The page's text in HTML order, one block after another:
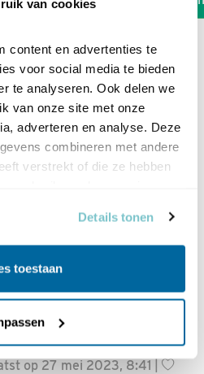
van cookies
content en advertenties te
voor social media te bieden
te analyseren. Ook delen we
van onze site met onze
adverteren en analyse. Deze
combineren met andere
verstrekt of die ze hebben
Details tonen
toestaan
FILMPJE
op 27 mei 2023, 8:41 |